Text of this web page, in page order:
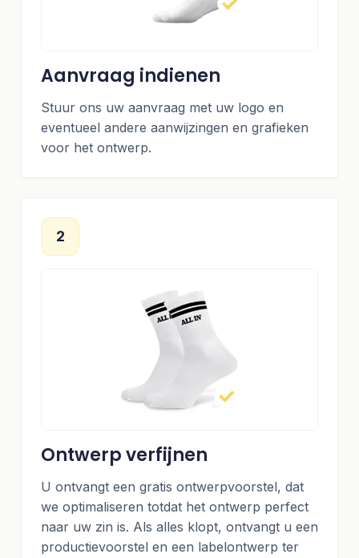
Aanvraag indienen
Stuur ons uw aanvraag met uw logo en
eventueel andere aanwijzingen en grafieken
voor het ontwerp.
2
Ontwerp verfijnen
U ontvangt een gratis ontwerpvoorstel, dat
we optimaliseren totdat het ontwerp perfect
naar uw zin is. Als alles klopt, ontvangt u een
productievoorstel en een labelontwerp ter